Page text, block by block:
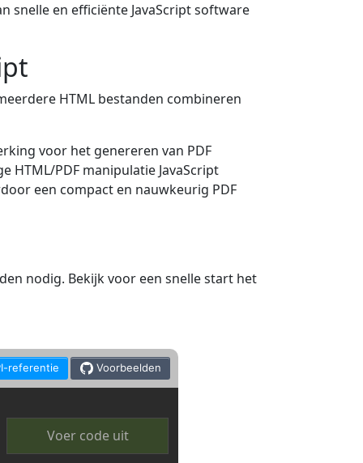
snelle en efficiënte JavaScript software
HTML bestanden combineren
voor het genereren van PDF
PDF manipulatie JavaScript
een compact en nauwkeurig PDF
nodig. Bekijk voor een snelle start het
referentie Voorbeelden
Voer code uit